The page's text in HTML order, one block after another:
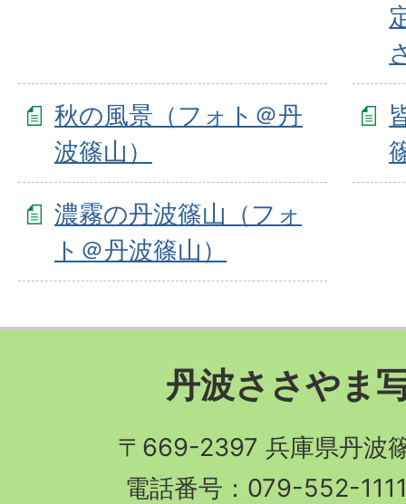
秋の風景（フォト＠丹
波篠山）
濃霧の丹波篠山（フォ
ト＠丹波篠山）
丹波ささやま
〒669-2397 兵庫県丹波
電話番号：079-552-